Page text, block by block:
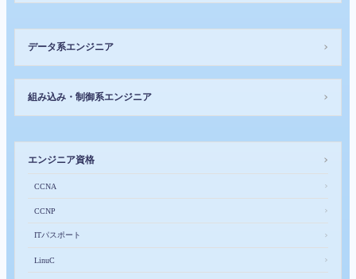
データ系エンジニア ＞
組み込み・制御系エンジニア ＞
エンジニア資格 ＞
CCNA ＞
CCNP ＞
ITパスポート ＞
LinuC ＞